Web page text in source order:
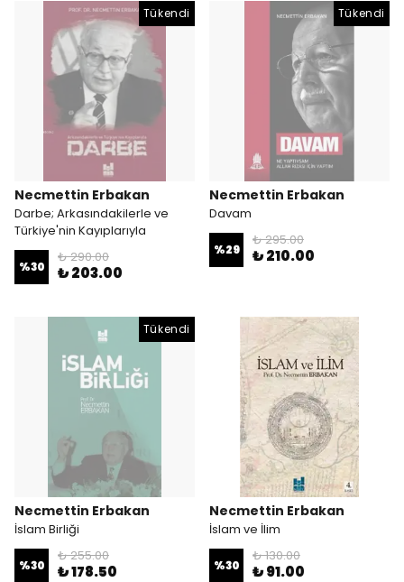
Tükendi
Necmettin Erbakan
Darbe; Arkasındakilerle ve
Türkiye'nin Kayıplarıyla
%30
₺ 290.00
₺ 203.00
Tükendi
Necmettin Erbakan
Davam
%29
₺ 295.00
₺ 210.00
Tükendi
Necmettin Erbakan
İslam Birliği
%30
₺ 255.00
₺ 178.50
Necmettin Erbakan
İslam ve İlim
%30
₺ 130.00
₺ 91.00